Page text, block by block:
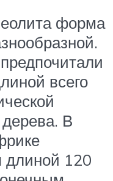
форма
всего
дерева. В
длиной 120